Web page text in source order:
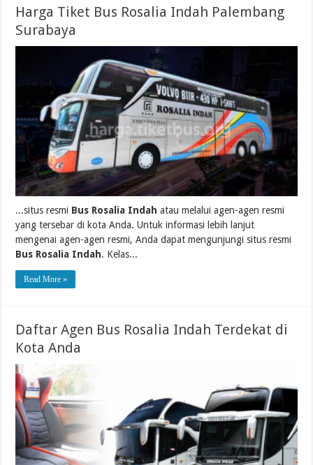
Harga Tiket Bus Rosalia Indah Palembang
Surabaya
...situs resmi Bus Rosalia Indah atau melalui agen-agen resmi
yang tersebar di kota Anda. Untuk informasi lebih lanjut
mengenai agen-agen resmi, Anda dapat mengunjungi situs resmi
Bus Rosalia Indah. Kelas...
Read More »
Daftar Agen Bus Rosalia Indah Terdekat di
Kota Anda